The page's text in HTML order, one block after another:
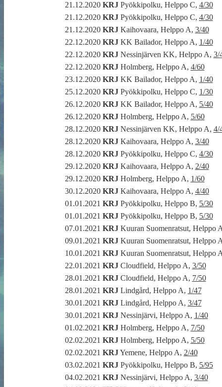
21.12.2020 KRJPyökkipolku, Helppo C, 4/30
21.12.2020 KRJPyökkipolku, Helppo C, 4/30
21.12.2020 KRJKaihovaara, Helppo A, 3/40
22.12.2020 KRJKK Bailador, Helppo A, 1/40
22.12.2020 KRJNessinjärven KK, Helppo A, 3/
22.12.2020 KRJHolmberg, Helppo A, 4/60
23.12.2020 KRJKK Bailador, Helppo A, 1/40
25.12.2020 KRJPyökkipolku, Helppo C, 1/30
26.12.2020 KRJKK Bailador, Helppo A, 5/40
26.12.2020 KRJHolmberg, Helppo A, 5/60
28.12.2020 KRJNessinjärven KK, Helppo A, 4/
28.12.2020 KRJKaihovaara, Helppo A, 3/40
28.12.2020 KRJPyökkipolku, Helppo C, 4/30
29.12.2020 KRJKaihovaara, Helppo A, 2/40
29.12.2020 KRJHolmberg, Helppo A, 1/60
30.12.2020 KRJKaihovaara, Helppo A, 4/40
01.01.2021 KRJPyökkipolku, Helppo B, 5/30
01.01.2021 KRJPyökkipolku, Helppo B, 5/30
07.01.2021 KRJKuuran Suomenratsut, Helppo
09.01.2021 KRJKuuran Suomenratsut, Helppo
10.01.2021 KRJKuuran Suomenratsut, Helppo
22.01.2021 KRJCloudfield, Helppo A, 3/50
28.01.2021 KRJCloudfield, Helppo A, 7/50
28.01.2021 KRJLindgård, Helppo A, 1/47
30.01.2021 KRJLindgård, Helppo A, 3/47
30.01.2021 KRJNessinjärvi, Helppo A, 1/40
01.02.2021 KRJHolmberg, Helppo A, 7/50
02.02.2021 KRJHolmberg, Helppo A, 5/50
02.02.2021 KRJYemene, Helppo A, 2/40
03.02.2021 KRJPyökkipolku, Helppo B, 5/95
04.02.2021 KRJNessinjärvi, Helppo A, 3/40